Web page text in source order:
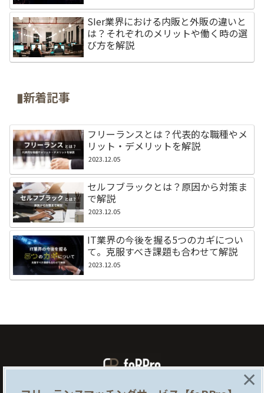
SIer業界における内販と外販の違いと
は？それぞれのメリットや働く時の選
び方を解説
▮新着記事
フリーランスとは？代表的な職種やメ
リット・デメリットを解説
2023.12.05
セルフブラックとは？原因から対策ま
で解説
2023.12.05
IT業界の今後を握る5つのカギについ
て。克服すべき課題も合わせて解説
2023.12.05
×